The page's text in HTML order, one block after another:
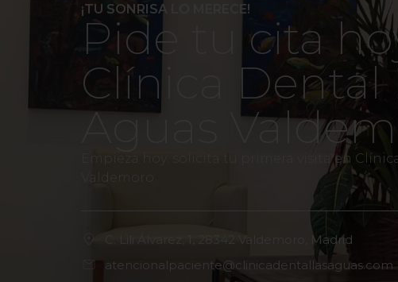
¡TU SONRISA LO MERECE!
Pide tu cita
Clínica Dental
Aguas
Empieza hoy: solicita tu primera visita en
Valdemoro.
C. Lili Álvarez, 1, 28342 Valdemoro, Madrid
atencionalpaciente@clinicadentallasaguas.com